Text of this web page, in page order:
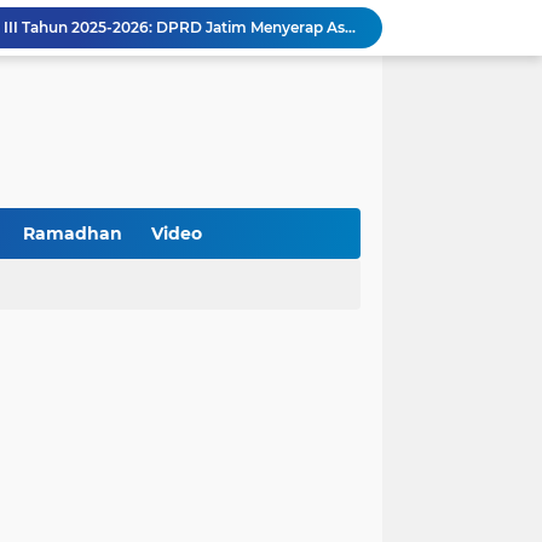
Kemenkop Tekankan Peran Strategis Manajer dalam Menentukan Keberhasilan KDKMP
Pengemudi Ditangkap
Baru Industri Jasa Keuangan
Ramadhan Video